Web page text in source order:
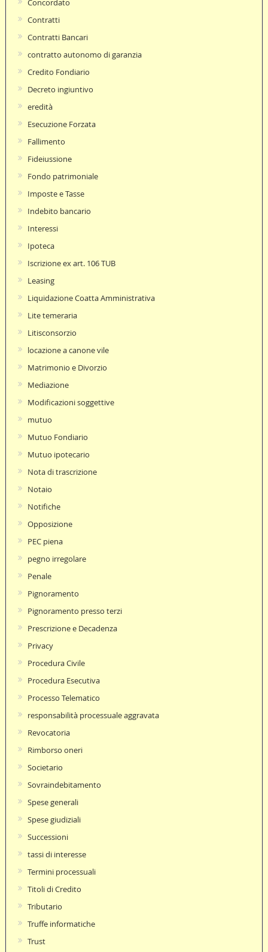
Concordato
Contratti
Contratti Bancari
contratto autonomo di garanzia
Credito Fondiario
Decreto ingiuntivo
eredità
Esecuzione Forzata
Fallimento
Fideiussione
Fondo patrimoniale
Imposte e Tasse
Indebito bancario
Interessi
Ipoteca
Iscrizione ex art. 106 TUB
Leasing
Liquidazione Coatta Amministrativa
Lite temeraria
Litisconsorzio
locazione a canone vile
Matrimonio e Divorzio
Mediazione
Modificazioni soggettive
mutuo
Mutuo Fondiario
Mutuo ipotecario
Nota di trascrizione
Notaio
Notifiche
Opposizione
PEC piena
pegno irregolare
Penale
Pignoramento
Pignoramento presso terzi
Prescrizione e Decadenza
Privacy
Procedura Civile
Procedura Esecutiva
Processo Telematico
responsabilità processuale aggravata
Revocatoria
Rimborso oneri
Societario
Sovraindebitamento
Spese generali
Spese giudiziali
Successioni
tassi di interesse
Termini processuali
Titoli di Credito
Tributario
Truffe informatiche
Trust